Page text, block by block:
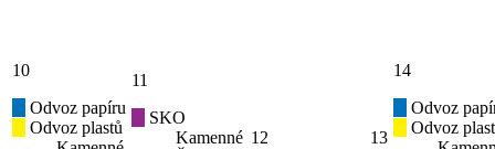
10
Odvoz papíru
Odvoz plastů
11
SKO
Kamenné 12 13
14
Odvoz
Odvoz